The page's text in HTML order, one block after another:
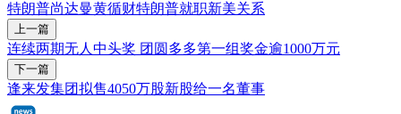
特朗普尚达曼黄循财特朗普就职新美关系
上一篇
连续两期无人中头奖 团圆多多第一组奖金逾1000万元
下一篇
逢来发集团拟售4050万股新股给一名董事